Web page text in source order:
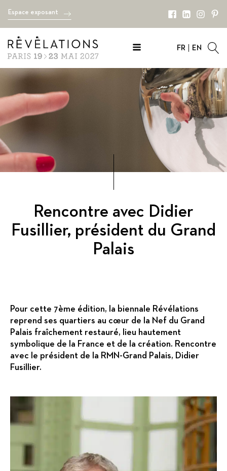
Espace exposant
FR EN
Rencontre avec Didier
Fusillier, président du Grand
Palais
Pour cette 7ème édition, la biennale Révélations
reprend ses quartiers au cœur de la Nef du Grand
Palais fraîchement restauré, lieu hautement
symbolique de la France et de la création. Rencontre
avec le président de la RMN-Grand Palais, Didier
Fusillier.